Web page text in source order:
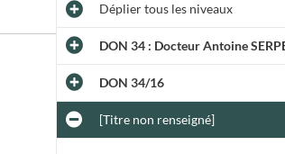
Dépliertous les niveaux
DON 34 : Docteur Antoine
DON 34/16
[Titre non renseigné]